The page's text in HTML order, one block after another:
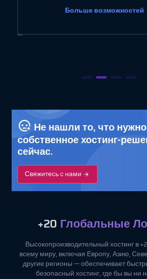
Больше возможностей
Не нашли то, что
собственное хостинг-
сейчас.
Свяжитесь с нами
+20 Глобальные
Высокопроизводительный хостинг в
всему миру, включая Европу, Азию,
другие регионы — обеспечивает
безопасный хостинг, где бы вы ни